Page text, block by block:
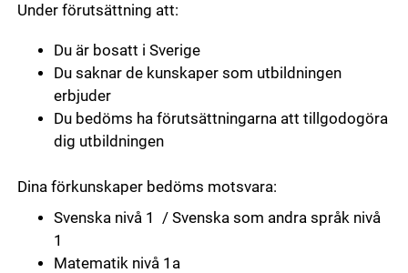
Under förutsättning att:
Du är bosatt i Sverige
Du saknar de kunskaper som utbildningen
erbjuder
Du bedöms ha förutsättningarna att tillgodogöra
dig utbildningen
Dina förkunskaper bedöms motsvara:
Svenska nivå 1 / Svenska som andra språk nivå
1
Matematik nivå 1a